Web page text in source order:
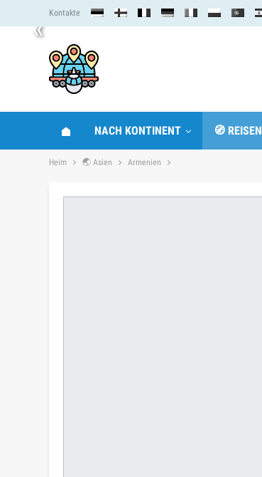
« Kontakte
NACH KONTINENT 🧭 REISEN
Heim 🌏 Asien Armenien